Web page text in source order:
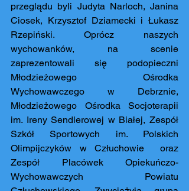
przeglądu byli Judyta Narloch, Janina
Ciosek, Krzysztof Dziamecki i Łukasz
Rzepiński. Oprócz naszych
wychowanków, na scenie
zaprezentowali się podopieczni
Młodzieżowego Ośrodka
Wychowawczego w Debrznie,
Młodzieżowego Ośrodka Socjoterapii
im. Ireny Sendlerowej w Białej, Zespół
Szkół Sportowych im. Polskich
Olimpijczyków w Człuchowie  oraz
Zespół Placówek Opiekuńczo-
Wychowawczych Powiatu